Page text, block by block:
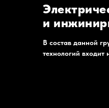
и
В состав данной
технологий входит